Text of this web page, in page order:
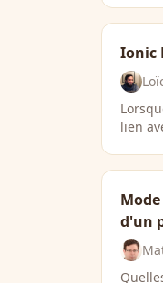
Ionic
lien
d'un